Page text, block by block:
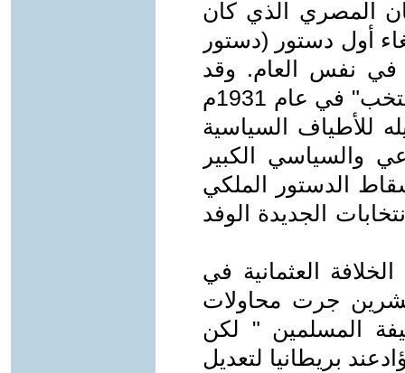
المصري الذي كان
في عام 1930م وإلغاء أول دستور (دستور
في نفس العام. وقد
قاطعت القوى الوطنية البرلمان "المنتخب" في عام 1931م
للأطياف السياسية
والسياسي الكبير
عام 1934م تم إسقاط الدستور الملكي
وأعادت الانتخابات الجديدة الوفد
العثمانية في
جرت محاولات
المسلمين " لكن
بريطانيا لتعديل